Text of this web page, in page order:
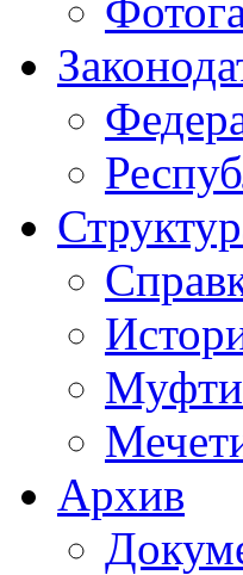
Архив